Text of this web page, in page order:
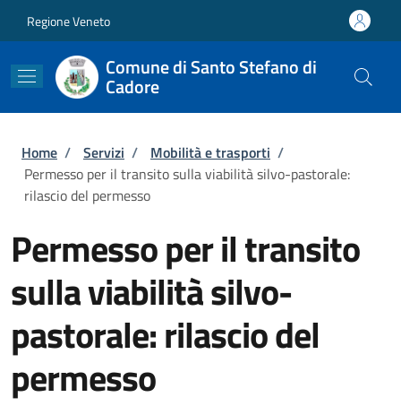
Regione Veneto
Comune di Santo Stefano di
Cadore
Briciole di pane
Home / Servizi / Mobilità e trasporti /
Permesso per il transito sulla viabilità silvo-pastorale:
rilascio del permesso
Permesso per il transito
sulla viabilità silvo-
pastorale: rilascio del
permesso